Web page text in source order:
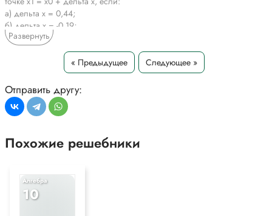
a) дельта х = 0,44;
б) дельта х = -0,19;
в) дельта х = 0,21;
г) дельта х = 0,1025.
*Текст задания приводится исключительно в образовательных целях
Развернуть
« Предыдущее Следующее »
Отправить другу:
Похожие решебники
Алгебра
10